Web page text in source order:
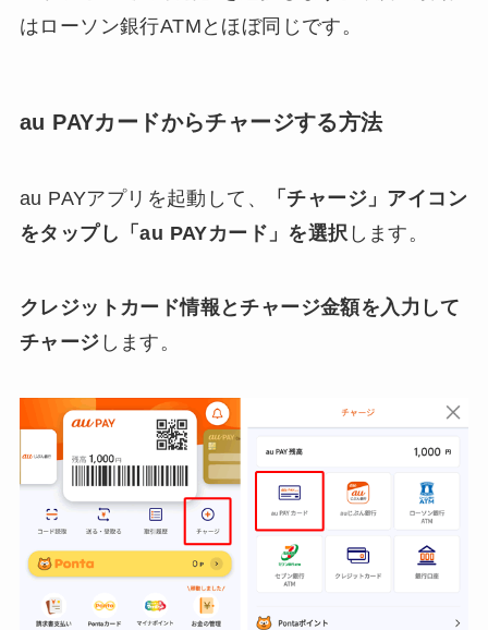
はローソン銀行ATMとほぼ同じです。
au PAYカードからチャージする方法
au PAYアプリを起動して、
「チャージ」アイコン
をタップし「au PAYカード」を選択 します。
クレジットカード情報とチャージ金額を入力して
チャージ します。